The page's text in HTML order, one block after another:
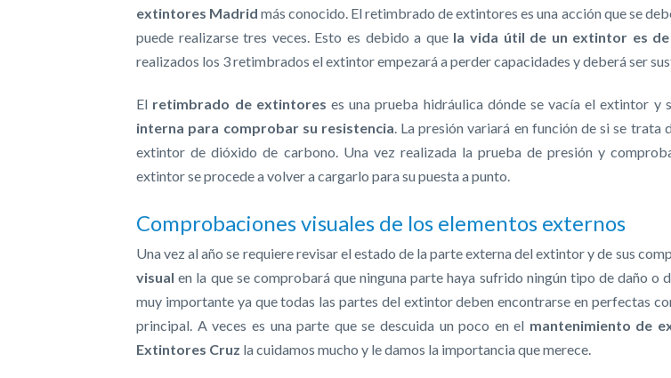
extintores Madrid más conocido. El retimbrado de extintores es una acción que se
puede realizarse tres veces. Esto es debido a que la vida útil de un extintor es de
realizados los 3 retimbrados el extintor empezará a perder capacidades y deberá ser
El retimbrado de extintores es una prueba hidráulica dónde se vacía el extintor y
interna para comprobar su resistencia. La presión variará en función de si se trata
extintor de dióxido de carbono. Una vez realizada la prueba de presión y
extintor se procede a volver a cargarlo para su puesta a punto.
Comprobaciones visuales de los elementos externos
Una vez al año se requiere revisar el estado de la parte externa del extintor y de sus
visual en la que se comprobará que ninguna parte haya sufrido ningún tipo de daño o
muy importante ya que todas las partes del extintor deben encontrarse en perfectas
principal. A veces es una parte que se descuida un poco en el mantenimiento de
Extintores Cruz la cuidamos mucho y le damos la importancia que merece.